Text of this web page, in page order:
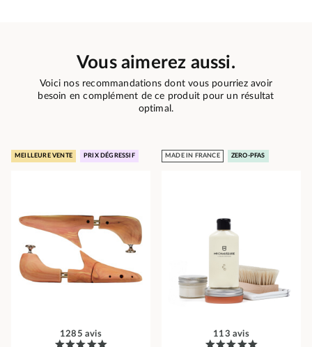
Vous aimerez aussi.
Voici nos recommandations dont vous pourriez avoir
besoin en complément de ce produit pour un résultat
optimal.
MEILLEURE VENTE PRIX DÉGRESSIF
1285 avis
MADE IN FRANCE ZERO-PFAS
113 avis